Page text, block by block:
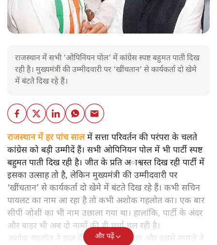
राजस्थान में सभी 'ओपिनियन पोल' में कांग्रेस स्पष्ट बहुमत पाती दिख
रही है। मुख्यमंत्री की उम्मीदवारी पर ‘खींचतान’ से कार्यकर्ता दो खेमे
में बंटते दिख रहे हैं।
राजस्थान में हर पांच सालमें सत्ता परिवर्तन की परंपरा के चलते
कांग्रेस को बड़ी उम्मीदें हैं। सभी ओपिनियन पोल में भी पार्टी स्पष्ट
बहुमत पाती दिख रही है। जीत के प्रति अाश्वस्त दिख रही पार्टी में
इसका उत्साह तो है, लेकिन मुख्यमंत्री की उम्मीदवारी पर
‘खींचतान’ से कार्यकर्ता दो खेमे में बंटते दिख रहे हैं। कभी सचिन
पायलट का नाम आ रहा है तो कभी अशोक गहलोत का। एक बार
सीपी जोशी का भी नाम उछाला गया था। हालांकि, पार्टी के अंदर
और बाहर भी अब दो नामों की ही चर्चा चल रही है।
अशोक गहलोत ने हाल ही में एक बयान दिया और इससे मामले ने
और पढ़ें